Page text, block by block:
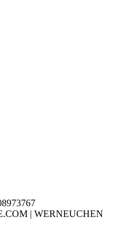
| WERNEUCHEN